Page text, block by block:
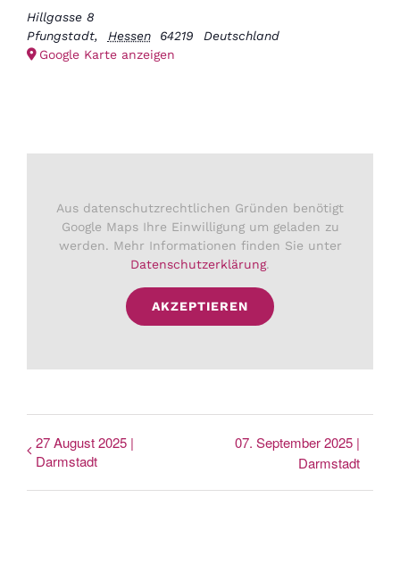
Hillgasse 8
Pfungstadt, Hessen 64219
Deutschland
Google Karte anzeigen
Aus datenschutzrechtlichen Gründen benötigt
Google Maps Ihre Einwilligung um geladen zu
werden. Mehr Informationen finden Sie unter
Datenschutzerklärung.
AKZEPTIEREN
27 August 2025 |
Darmstadt
07. September 2025 |
Darmstadt